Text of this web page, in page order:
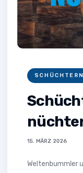
15. MÄRZ 2026
Weltenbummler